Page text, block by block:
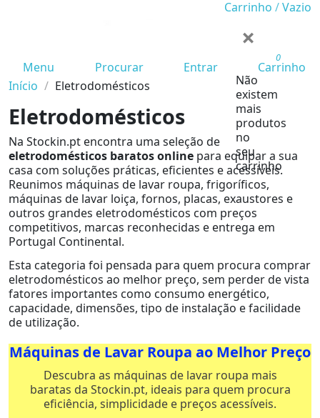
Carrinho /Vazio
Carrinho
×
Não
existem
mais
produtos
no
seu
carrinho
Menu Procurar Entrar
0
Carrinho
Início
Eletrodomésticos
Eletrodomésticos
Na Stockin.pt encontra uma seleção de
eletrodomésticos baratos online para equipar a sua
casa com soluções práticas, eficientes e acessíveis.
Reunimos máquinas de lavar roupa, frigoríficos,
máquinas de lavar loiça, fornos, placas, exaustores e
outros grandes eletrodomésticos com preços
competitivos, marcas reconhecidas e entrega em
Portugal Continental.
Esta categoria foi pensada para quem procura comprar
eletrodomésticos ao melhor preço, sem perder de vista
fatores importantes como consumo energético,
capacidade, dimensões, tipo de instalação e facilidade
de utilização.
Máquinas de Lavar Roupa ao Melhor Preço
Descubra as máquinas de lavar roupa mais
baratas da Stockin.pt, ideais para quem procura
eficiência, simplicidade e preços acessíveis.